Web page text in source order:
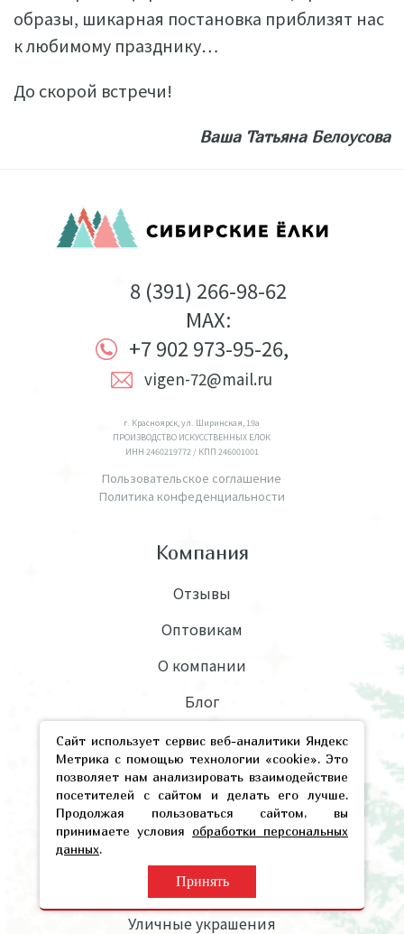
образы, шикарная постановка приблизят нас
к любимому празднику…
До скорой встречи!
Ваша Татьяна Белоусова
8 (391) 266-98-62
MAX:
+7 902 973-95-26,
vigen-72@mail.ru
г. Красноярск, ул. Ширинская, 19а
ПРОИЗВОДСТВО ИСКУССТВЕННЫХ ЕЛОК
ИНН 2460219772 / КПП 246001001
Пользовательское соглашение
Политика конфеденциальности
Компания
Отзывы
Оптовикам
О компании
Блог
Прайсы
Каталог
Уличные елки
Уличные украшения
Сайт использует сервис веб-аналитики Яндекс
Метрика с помощью технологии «cookie». Это
позволяет нам анализировать взаимодействие
посетителей с сайтом и делать его лучше.
Продолжая пользоваться сайтом, вы
принимаете условия обработки персональных
данных.
Принять